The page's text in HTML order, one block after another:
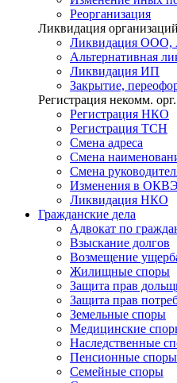
Реорганизация
Ликвидация организаций
Ликвидация ООО,
Альтернативная
Ликвидация ИП
Закрытие,
Регистрация некомм. орг.
Регистрация НКО
Регистрация ТСН
Смена адреса
Смена
Смена
Изменения в
Ликвидация НКО
Гражданские дела
Адвокат по
Взыскание долгов
Возмещение
Жилищные споры
Защита прав
Защита прав
Земельные споры
Медицинские
Наследственные
Пенсионные споры
Семейные споры